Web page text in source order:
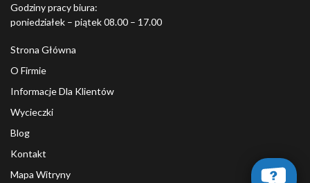
Godziny pracy biura:
poniedziałek – piątek 08.00 – 17.00
Strona Główna
O Firmie
Informacje Dla Klientów
Wycieczki
Blog
Kontakt
Mapa Witryny